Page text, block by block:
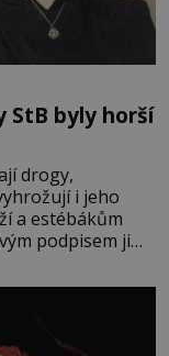
StB byly horší
drogy,
i jeho
a estébákům
podpisem jim
řezníka